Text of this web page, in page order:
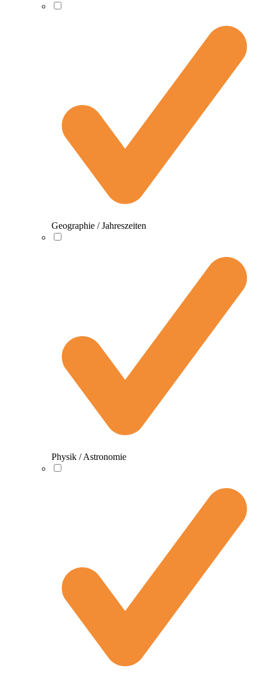
Geographie / Jahreszeiten
Physik / Astronomie